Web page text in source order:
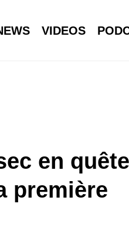
VIDEOS
en
première